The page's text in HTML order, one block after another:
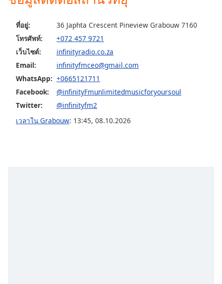
Reset
Done
Close
Modal
Dialog
dialog
window.
ที่อยู่:
36 Japhta Crescent Pineview Grabouw 7160
โทรศัพท์:
+072 457 9721
เว็บไซต์:
infinityradio.co.za
Email:
infinityfmceo@gmail.com
WhatsApp: +0665121711
Facebook:
@infinityFmunlimitedmusicforyoursoul
Twitter:
@infinityfm2
เวลาใน Grabouw: 13:45, 08.10.2026